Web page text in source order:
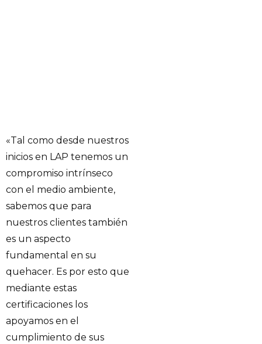
«Tal como desde nuestros
inicios en LAP tenemos un
compromiso intrínseco
con el medio ambiente,
sabemos que para
nuestros clientes también
es un aspecto
fundamental en su
quehacer. Es por esto que
mediante estas
certificaciones los
apoyamos en el
cumplimiento de sus